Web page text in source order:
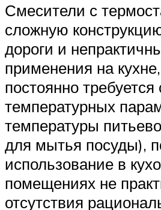
Смесители с
сложную
дороги и
применения на
постоянно
температурных
температуры
для мытья посуды),
использование в
помещениях не
отсутствия